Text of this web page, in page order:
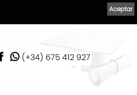
(+34) 675 412 927
Aceptar